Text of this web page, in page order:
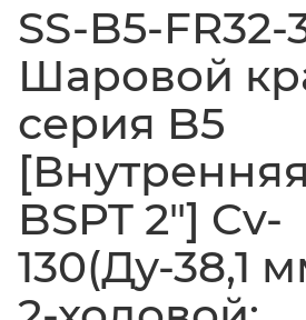
SS-B5-FR32-
Шаровой
серия B5
BSPT 2"] Cv-
130(Ду-38,1